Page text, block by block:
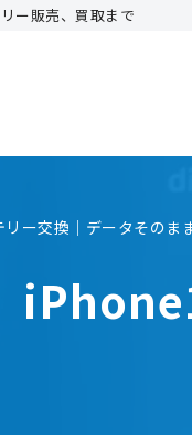
ー販売、買取まで
ー交換｜データそのま